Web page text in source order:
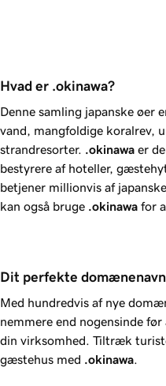
Hvad er .okinawa?
Denne samling japanske øer
vand, mangfoldige koralrev,
strandresorter. .okinawa er
bestyrere af hoteller,
betjener millionvis af
kan også bruge .okinawa for
Dit perfekte
Med hundredvis af nye
nemmere end nogensinde
din virksomhed. Tiltræk
gæstehus med .okinawa